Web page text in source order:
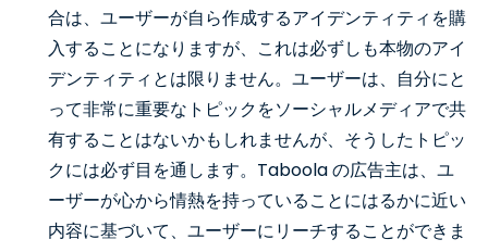
合は、ユーザーが自ら作成するアイデンティティを購
入することになりますが、これは必ずしも本物のアイ
デンティティとは限りません。ユーザーは、自分にと
って非常に重要なトピックをソーシャルメディアで共
有することはないかもしれませんが、そうしたトピッ
クには必ず目を通します。Taboola の広告主は、ユ
ーザーが心から情熱を持っていることにはるかに近い
内容に基づいて、ユーザーにリーチすることができま